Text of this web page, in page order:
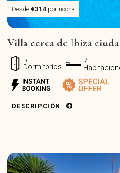
Desde €314 por noche
Villa cerca de Ibiza
5
Dormitorios
7
DESCRIPCIÓN